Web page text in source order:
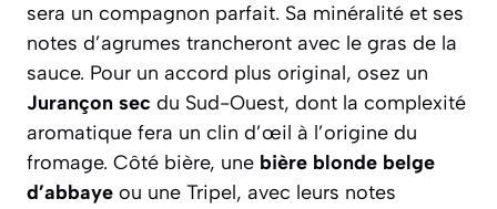
sera un compagnon parfait. Sa minéralité et ses
notes d’agrumes trancheront avec le gras de la
sauce. Pour un accord plus original, osez un
Jurançon sec du Sud-Ouest, dont la complexité
aromatique fera un clin d’œil à l’origine du
fromage. Côté bière, une bière blonde belge
d’abbaye ou une Tripel, avec leurs notes